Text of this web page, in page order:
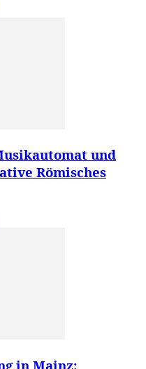
und
Römisches
in Mainz: